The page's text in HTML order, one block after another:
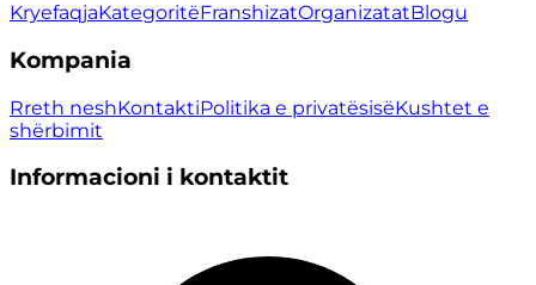
KryefaqjaKategoritëFranshizatOrganizatatBlogu
Kompania
Rreth neshKontaktiPolitika e privatësisëKushtet e
shërbimit
Informacioni i kontaktit